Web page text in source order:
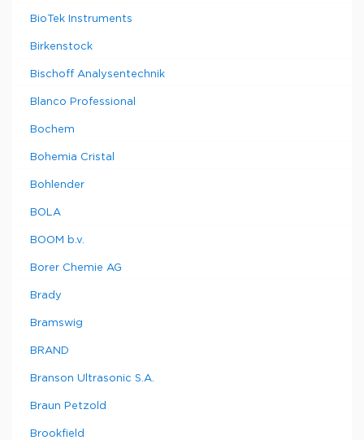
BioTek Instruments
Birkenstock
Bischoff Analysentechnik
Blanco Professional
Bochem
Bohemia Cristal
Bohlender
BOLA
BOOM b.v.
Borer Chemie AG
Brady
Bramswig
BRAND
Branson Ultrasonic S.A.
Braun Petzold
Brookfield